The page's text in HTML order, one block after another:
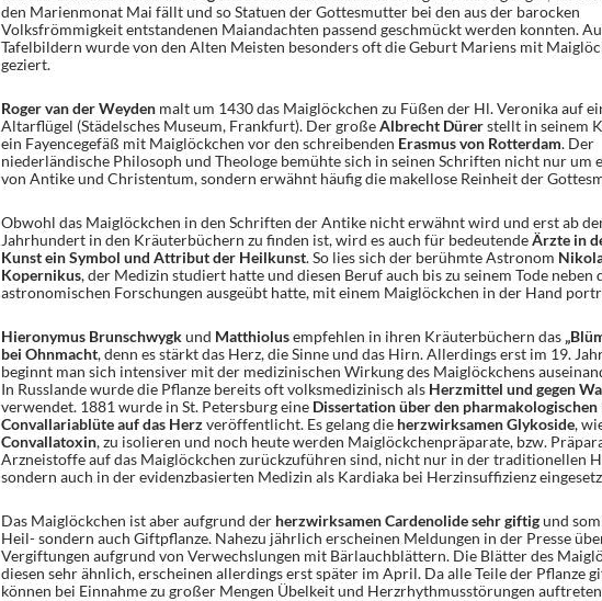
den Marienmonat Mai fällt und so Statuen der Gottesmutter bei den aus der barocken
Volksfrömmigkeit entstandenen Maiandachten passend geschmückt werden konnten.
Tafelbildern wurde von den Alten Meisten besonders oft die Geburt Mariens mit
geziert.
Roger van der Weyden malt um 1430 das Maiglöckchen zu Füßen der Hl. Veronika auf
Altarflügel (Städelsches Museum, Frankfurt). Der großeAlbrecht Dürerstellt in seinem
ein Fayencegefäß mit Maiglöckchen vor den schreibenden Erasmus von Rotterdam. Der
niederländische Philosoph und Theologe bemühte sich in seinen Schriften nicht nur um
von Antike und Christentum, sondern erwähnt häufig die makellose Reinheit der
Obwohl das Maiglöckchen in den Schriften der Antike nicht erwähnt wird und erst ab
Jahrhundert in den Kräuterbüchern zu finden ist, wird es auch für bedeutendeÄrzte in
Kunst ein Symbol und Attribut der Heilkunst. So lies sich der berühmte Astronom
Kopernikus, der Medizin studiert hatte und diesen Beruf auch bis zu seinem Tode neben
astronomischen Forschungen ausgeübt hatte, mit einem Maiglöckchen in der Hand
Hieronymus Brunschwygkund Matthiolusempfehlen in ihren Kräuterbüchern das
bei Ohnmacht, denn es stärkt das Herz, die Sinne und das Hirn. Allerdings erst im 19.
beginnt man sich intensiver mit der medizinischen Wirkung des Maiglöckchens
In Russlande wurde die Pflanze bereits oft volksmedizinisch als Herzmittel und gegen
verwendet. 1881 wurde in St. Petersburg eine Dissertation über den pharmakologischen
Convallariablüte auf das Herzveröffentlicht. Es gelang die herzwirksamen Glykoside,
Convallatoxin, zu isolieren und noch heute werden Maiglöckchenpräparate, bzw.
Arzneistoffe auf das Maiglöckchen zurückzuführen sind, nicht nur in der traditionellen
sondern auch in der evidenzbasierten Medizin als Kardiaka bei Herzinsuffizienz
Das Maiglöckchen ist aber aufgrund der herzwirksamen Cardenolide sehr giftigund
Heil- sondern auch Giftpflanze. Nahezu jährlich erscheinen Meldungen in der Presse
Vergiftungen aufgrund von Verwechslungen mit Bärlauchblättern. Die Blätter des
diesen sehr ähnlich, erscheinen allerdings erst später im April. Da alle Teile der Pflanze
können bei Einnahme zu großer Mengen Übelkeit und Herzrhythmusstörungen